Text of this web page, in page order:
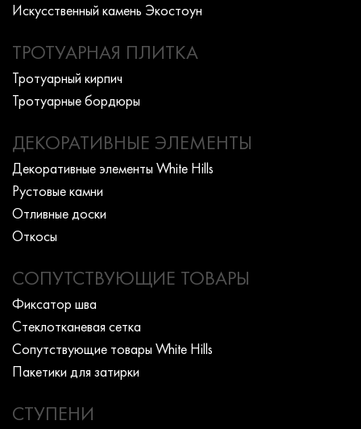
Искусcтвенный камень Экостоун
ТРОТУАРНАЯ ПЛИТКА
Тротуарный кирпич
Тротуарные бордюры
ДЕКОРАТИВНЫЕ ЭЛЕМЕНТЫ
Декоративные элементы White Hills
Рустовые камни
Отливные доски
Откосы
СОПУТСТВУЮЩИЕ ТОВАРЫ
Фиксатор шва
Стеклотканевая сетка
Сопутствующие товары White Hills
Пакетики для затирки
СТУПЕНИ